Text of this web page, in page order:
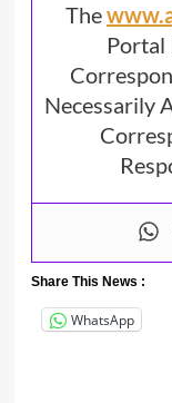
The
Portal
Necessarily
Share This News :
WhatsApp